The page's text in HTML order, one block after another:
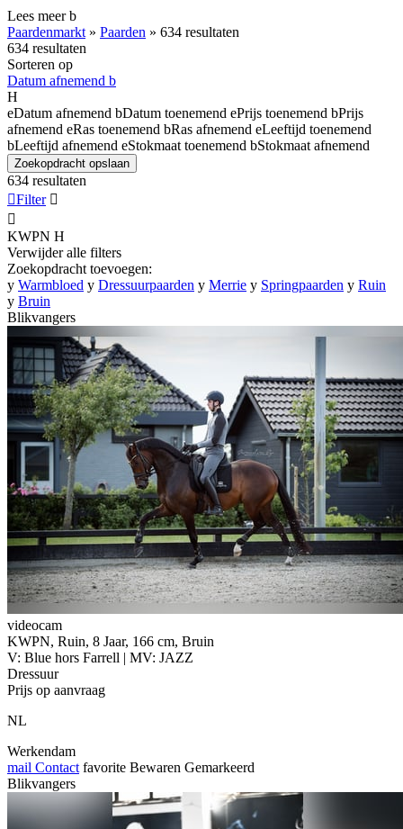
Lees meerb
Paardenmarkt » Paarden » 634 resultaten
634 resultaten
Sorteren op
Datum afnemend b
H
eDatum afnemend bDatum toenemend ePrijs toenemend bPrijs
afnemend eRas toenemend bRas afnemend eLeeftijd toenemend
bLeeftijd afnemend eStokmaat toenemend bStokmaat afnemend
Zoekopdracht opslaan
634 resultaten
Filter 

KWPN H
Verwijder alle filters
Zoekopdracht toevoegen:
y Warmbloed y Dressuurpaarden y Merrie y Springpaarden y Ruin
y Bruin
Blikvangers
videocam
KWPN, Ruin, 8 Jaar, 166 cm, Bruin
V: Blue hors Farrell | MV: JAZZ
Dressuur
Prijs op aanvraag
NL
Werkendam
mail Contact favorite Bewaren Gemarkeerd
Blikvangers